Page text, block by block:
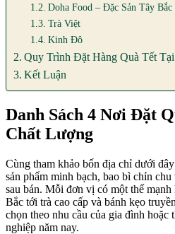
Doha Food – Đặc Sản Tây Bắc
Trà Việt
Kinh Đô
Quy Trình Đặt Hàng Quà Tết
Kết Luận
Danh Sách 4 Nơi Đặt
Chất Lượng
Cùng tham khảo bốn địa chỉ dưới
sản phẩm minh bạch, bao bì chỉn
sau bán. Mỗi đơn vị có một thế
Bắc tới trà cao cấp và bánh kẹo
chọn theo nhu cầu của gia đình hoặc
nghiệp năm nay.